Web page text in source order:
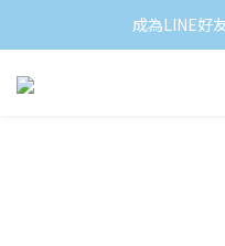
成為LINE好